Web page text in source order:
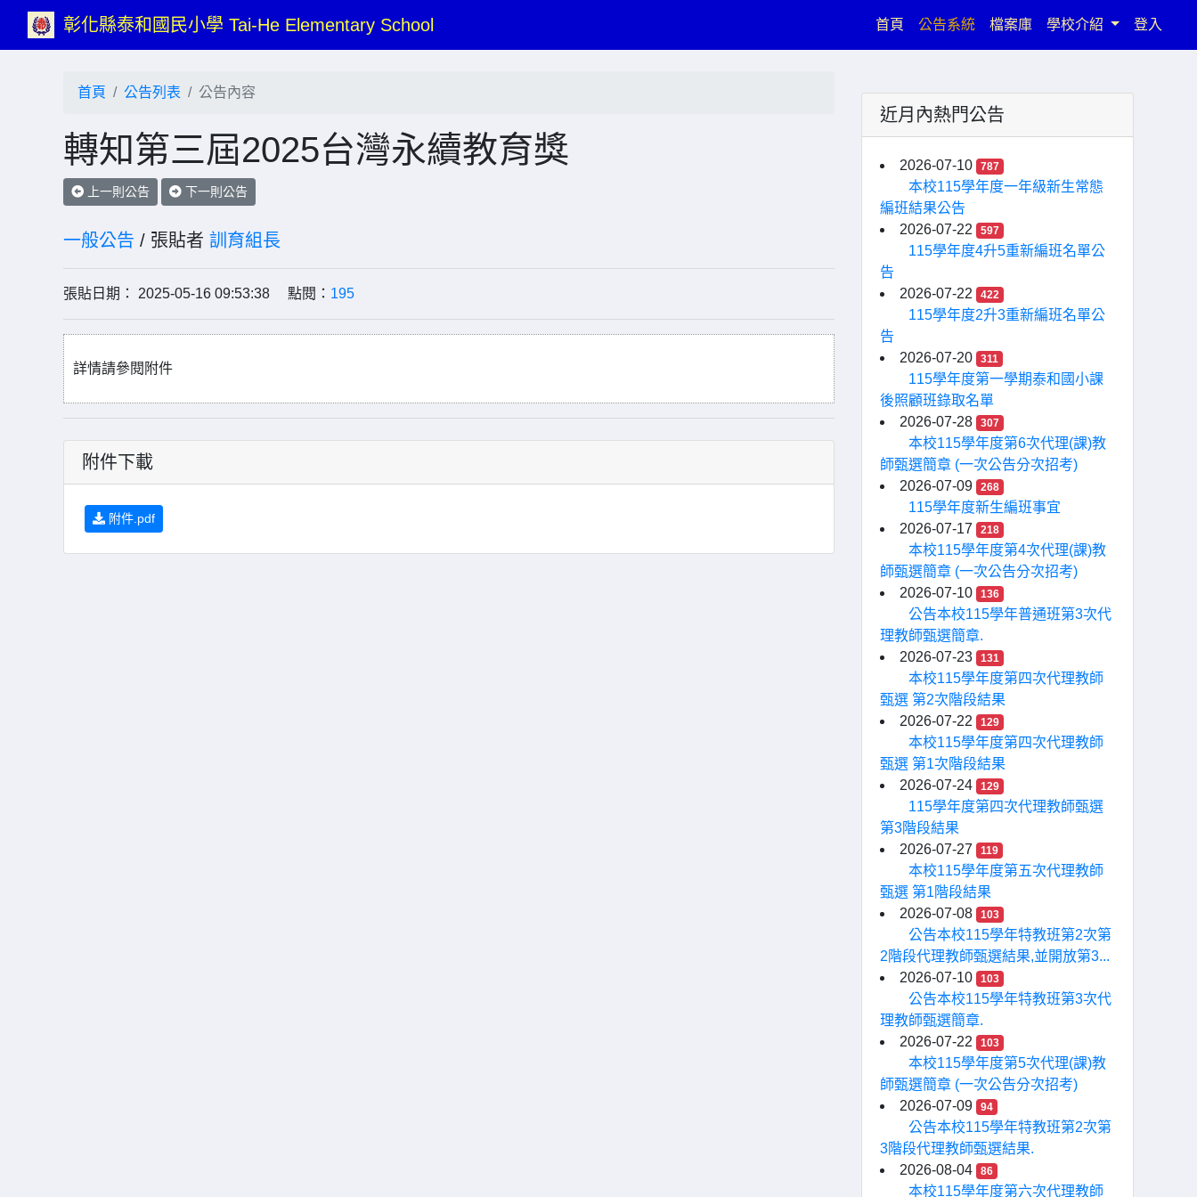
彰化縣泰和國民小學 Tai-He Elementary School 首頁 (current)
公告系統 檔案庫 學校介紹 登入
首頁 公告列表 公告內容
轉知第三屆2025台灣永續教育獎
上一則公告 下一則公告
一般公告 / 張貼者 訓育組長
張貼日期： 2025-05-16 09:53:38 點閱： 195
詳情請參閱附件
附件下載
附件.pdf
近月內熱門公告
2026-07-10 787
本校115學年度一年級新生常態
編班結果公告
2026-07-22
597
115學年度4升5重新編班名單公
告
2026-07-22
422
115學年度2升3重新編班名單公
告
2026-07-20
311
115學年度第一學期泰和國小課
後照顧班錄取名單
2026-07-28
307
本校115學年度第6次代理(課)教
師甄選簡章 (一次公告分次招考)
2026-07-09
268
115學年度新生編班事宜
2026-07-17
218
本校115學年度第4次代理(課)教
師甄選簡章 (一次公告分次招考)
2026-07-10
136
公告本校115學年普通班第3次代
理教師甄選簡章.
2026-07-23
131
本校115學年度第四次代理教師
甄選 第2次階段結果
2026-07-22
129
本校115學年度第四次代理教師
甄選 第1次階段結果
2026-07-24
129
115學年度第四次代理教師甄選
第3階段結果
2026-07-27
119
本校115學年度第五次代理教師
甄選 第1階段結果
2026-07-08
103
公告本校115學年特教班第2次第
2階段代理教師甄選結果,並開放第3...
2026-07-10
103
公告本校115學年特教班第3次代
理教師甄選簡章.
2026-07-22
103
本校115學年度第5次代理(課)教
師甄選簡章 (一次公告分次招考)
2026-07-09
94
公告本校115學年特教班第2次第
3階段代理教師甄選結果.
2026-08-04
86
本校115學年度第六次代理教師